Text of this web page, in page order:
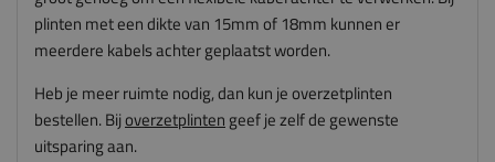
plinten met een dikte van 15mm of 18mm kunnen er
meerdere kabels achter geplaatst worden.
Heb je meer ruimte nodig, dan kun je overzetplinten
bestellen. Bijoverzetplinten geef je zelf de gewenste
uitsparing aan.